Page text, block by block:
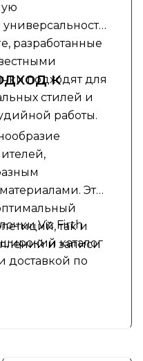
разработанные
подходят для
стилей и
работы.
к
Это
так и
и записи
Vic Firth
каталог
доставкой по